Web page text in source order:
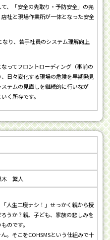
、「安全の先取り・予防安全」の完
社と現場作業所が一体となった安全
なり、若手社員のシステム理解向上
ってフロントローディング（事前の
日々変化する現場の危険を早期発見
テムの見直しを継続的に行いなが
く所存です。
木 繁人
人生二度ナシ！」せっかく親から授
うか？親、子ども、家族の悲しみを
のです。
。そこをCOHSMSという仕組みで十